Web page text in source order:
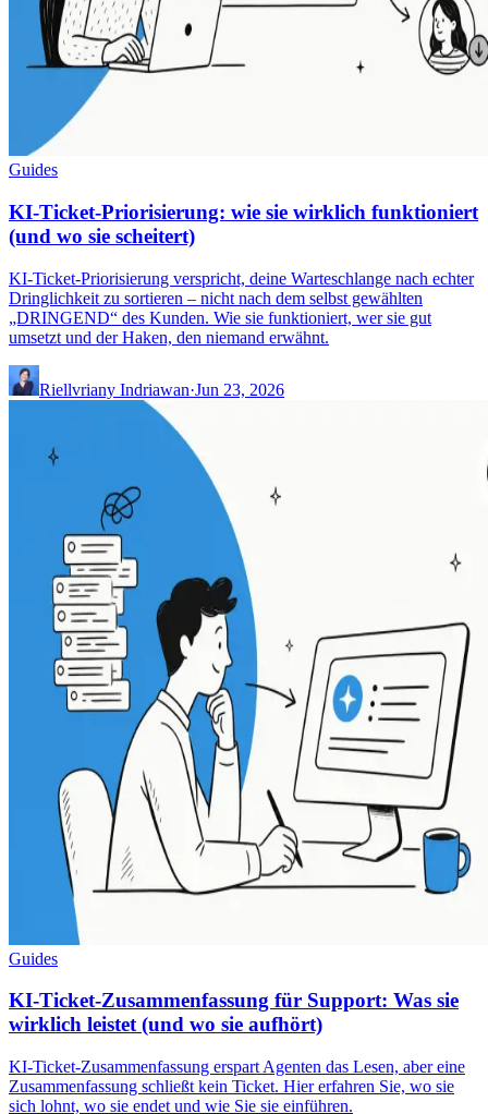
Guides
KI-Ticket-Priorisierung: wie sie wirklich funktioniert
(und wo sie scheitert)
KI-Ticket-Priorisierung verspricht, deine Warteschlange nach echter
Dringlichkeit zu sortieren – nicht nach dem selbst gewählten
„DRINGEND“ des Kunden. Wie sie funktioniert, wer sie gut
umsetzt und der Haken, den niemand erwähnt.
Riellvriany Indriawan·Jun 23, 2026
Guides
KI-Ticket-Zusammenfassung für Support: Was sie
wirklich leistet (und wo sie aufhört)
KI-Ticket-Zusammenfassung erspart Agenten das Lesen, aber eine
Zusammenfassung schließt kein Ticket. Hier erfahren Sie, wo sie
sich lohnt, wo sie endet und wie Sie sie einführen.